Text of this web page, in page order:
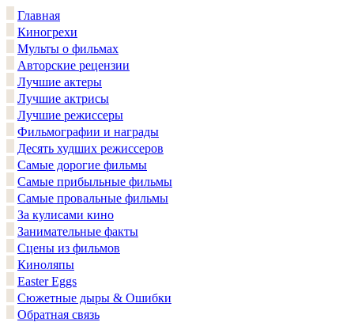
Главная
Киногрехи
Мульты о фильмах
Авторские рецензии
Лучшие актеры
Лучшие актрисы
Лучшие режиссеры
Фильмографии и награды
Десять худших режиссеров
Самые дорогие фильмы
Самые прибыльные фильмы
Самые провальные фильмы
За кулисами кино
Занимательные факты
Сцены из фильмов
Киноляпы
Easter Eggs
Сюжетные дыры & Ошибки
Обратная связь